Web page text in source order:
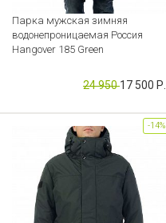
Парка мужская зимняя
водонепроницаемая Россия
Hangover 185 Green
Артикул: CB000038366
24 95017 500 Р.
-14%